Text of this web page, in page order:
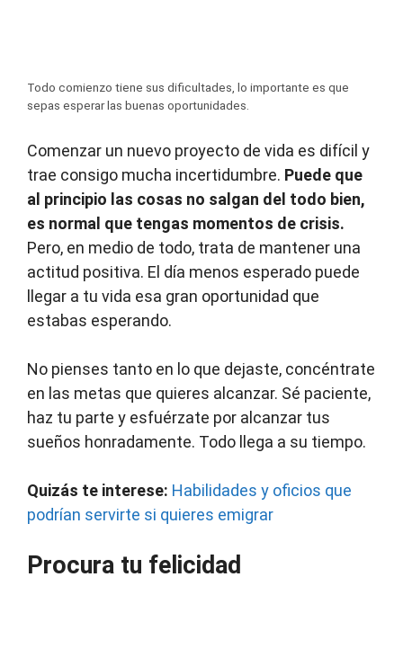
Todo comienzo tiene sus dificultades, lo importante es que
sepas esperar las buenas oportunidades.
Comenzar un nuevo proyecto de vida es difícil y
trae consigo mucha incertidumbre. Puede que
al principio las cosas no salgan del todo bien,
es normal que tengas momentos de crisis.
Pero, en medio de todo, trata de mantener una
actitud positiva. El día menos esperado puede
llegar a tu vida esa gran oportunidad que
estabas esperando.
No pienses tanto en lo que dejaste, concéntrate
en las metas que quieres alcanzar. Sé paciente,
haz tu parte y esfuérzate por alcanzar tus
sueños honradamente. Todo llega a su tiempo.
Quizás te interese: Habilidades y oficios que
podrían servirte si quieres emigrar
Procura tu felicidad